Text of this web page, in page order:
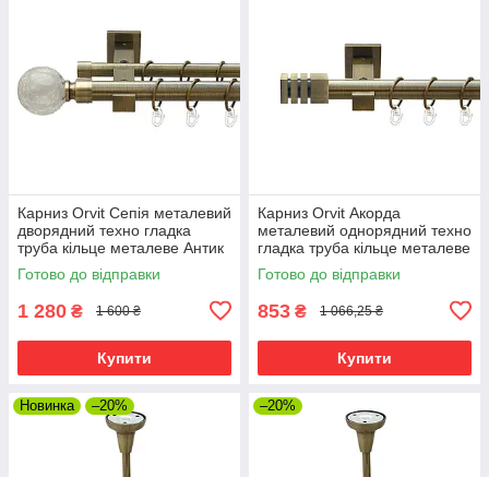
Карниз Orvit Сепія металевий
дворядний техно гладка
труба кільце металеве Антик
25\19 мм 160 см (00-
00026044)
Готово до відправки
1 280 ₴ 1 600 ₴
Купити
Карниз Orvit Акорда
металевий однорядний техно
гладка труба кільце металеве
Антик 25 мм 160 см (00-
00025800)
Готово до відправки
853 ₴ 1 066,25 ₴
Купити
Новинка –20% –20%